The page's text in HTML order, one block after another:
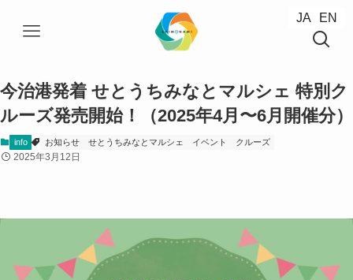
今治港発着 せとうちみなとマルシェ 特別ク
ルーズ発売開始！（2025年4月〜6月開催分）
info お知らせ せとうちみなとマルシェ イベント クルーズ
2025年3月12日
JA EN
JA EN